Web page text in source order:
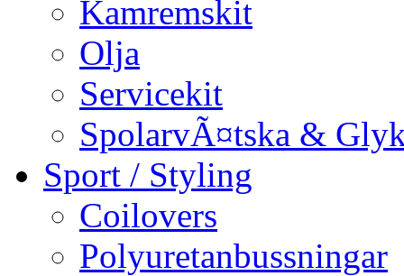
Kamremskit
Olja
Servicekit
SpolarvÃ¤tska &
Sport / Styling
Coilovers
Polyuretanbussningar